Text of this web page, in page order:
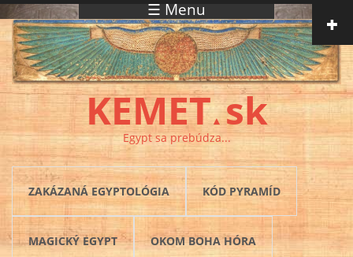
Skočiť na hlavný obsah ☰ Menu
KEMET▲ sk
Egypt sa prebúdza...
ZAKÁZANÁ EGYPTOLÓGIA KÓD PYRAMÍD
MAGICKÝ EGYPT OKOM BOHA HÓRA